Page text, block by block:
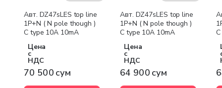
Авт. DZ47sLES top line
1P+N ( N pole though )
C type 10A 10mA
Цена
с
НДС
70 500 сум
Авт. DZ47sLES top line
1P+N ( N pole though )
C type 10A 10mA
Цена
с
НДС
64 900 сум